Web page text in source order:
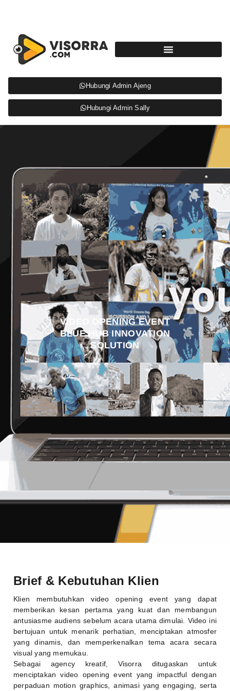
Hubungi Admin Ajeng
Hubungi Admin Sally
VIDEO OPENING EVENT
BLUE HUB INNOVATION
SOLUTION
Brief & Kebutuhan Klien
Klien membutuhkan video opening event yang dapat
memberikan kesan pertama yang kuat dan membangun
antusiasme audiens sebelum acara utama dimulai. Video ini
bertujuan untuk menarik perhatian, menciptakan atmosfer
yang dinamis, dan memperkenalkan tema acara secara
visual yang memukau.
Sebagai agency kreatif, Visorra ditugaskan untuk
menciptakan video opening event yang impactful dengan
perpaduan motion graphics, animasi yang engaging, serta